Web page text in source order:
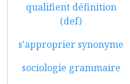
qualifient définition
(def)
s'approprier synonyme
sociologie grammaire